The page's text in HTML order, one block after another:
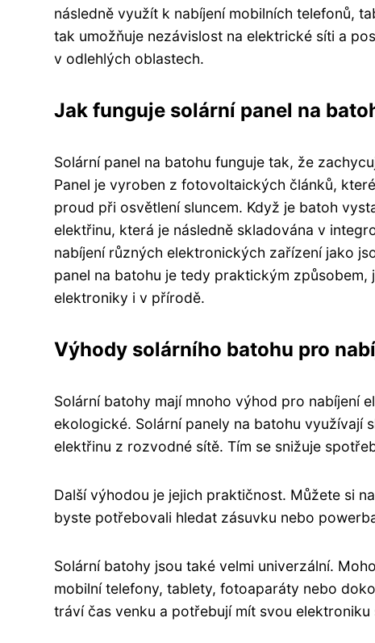
následně využít k nabíjení mobilních telefonů,
tak umožňuje nezávislost na elektrické síti a
v odlehlých oblastech.
Jak funguje solární panel na
Solární panel na batohu funguje tak, že
Panel je vyroben z fotovoltaických článků,
proud při osvětlení sluncem. Když je batoh
elektřinu, která je následně skladována v
nabíjení různých elektronických zařízení jako
panel na batohu je tedy praktickým
elektroniky i v přírodě.
Výhody solárního batohu pro
Solární batohy mají mnoho výhod pro nabíjení
ekologické. Solární panely na batohu využívají
elektřinu z rozvodné sítě. Tím se snižuje
Další výhodou je jejich praktičnost. Můžete si
byste potřebovali hledat zásuvku nebo
Solární batohy jsou také velmi univerzální.
mobilní telefony, tablety, fotoaparáty nebo
tráví čas venku a potřebují mít svou